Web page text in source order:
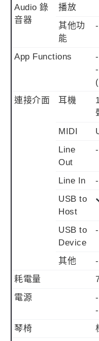
Audio 錄
音器
播放
其他功
能
-
App Functions
連接介面
耳機
MIDI
Line
Out
-
Line In
-
USB to
Host
USB to
Device
-
其他
-
耗電量
電源
琴椅